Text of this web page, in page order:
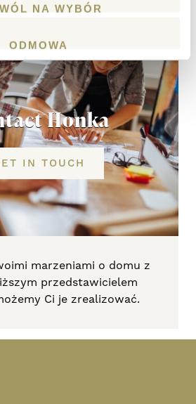
NA WYBÓR
ODMOWA
model.
Honka
IN TOUCH
marzeniami o domu z
przedstawicielem
Ci je zrealizować.